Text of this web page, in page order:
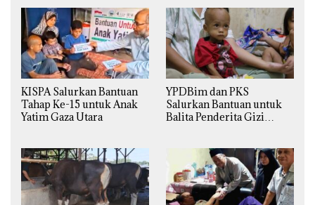
KISPA Salurkan Bantuan
Tahap Ke-15 untuk Anak
Yatim Gaza Utara
YPDBim dan PKS
Salurkan Bantuan untuk
Balita Penderita Gizi